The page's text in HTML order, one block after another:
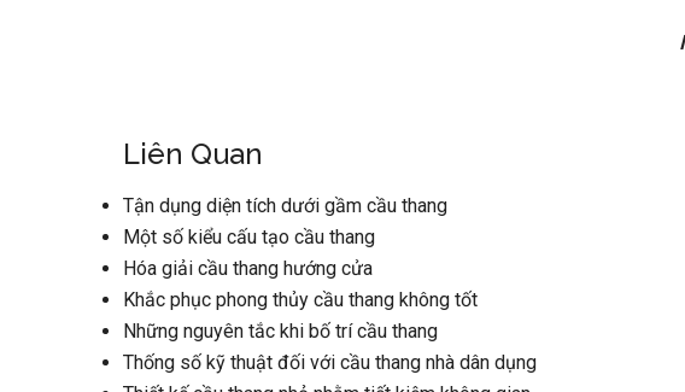
Liên Quan
Tận dụng diện tích dưới gầm cầu thang
Một số kiểu cấu tạo cầu thang
Hóa giải cầu thang hướng cửa
Khắc phục phong thủy cầu thang không tốt
Những nguyên tắc khi bố trí cầu thang
Thống số kỹ thuật đối với cầu thang nhà dân dụng